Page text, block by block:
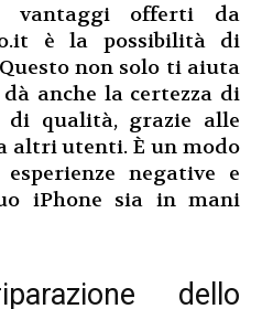
vantaggi offerti da
è la possibilità di
non solo ti aiuta
anche la certezza di
di qualità, grazie alle
altri utenti. È un modo
negative e
iPhone sia in mani
dello